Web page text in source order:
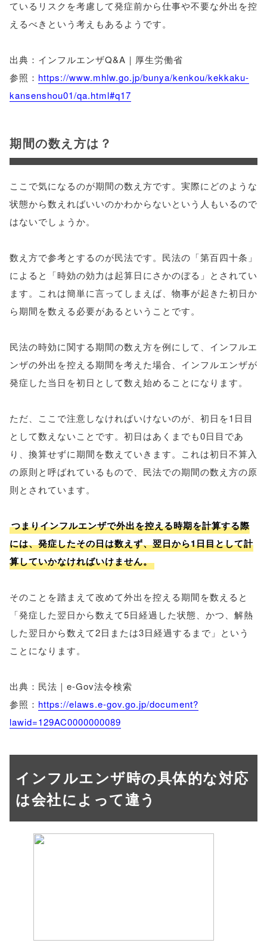
ているリスクを考慮して発症前から仕事や不要な外出を控
えるべきという考えもあるようです。
出典：インフルエンザQ&A｜厚生労働省
参照： https://www.mhlw.go.jp/bunya/kenkou/kekkaku-
kansenshou01/qa.html#q17
期間の数え方は？
ここで気になるのが期間の数え方です。実際にどのような
状態から数えればいいのかわからないという人もいるので
はないでしょうか。
数え方で参考とするのが民法です。民法の「第百四十条」
によると「時効の効力は起算日にさかのぼる」とされてい
ます。これは簡単に言ってしまえば、物事が起きた初日か
ら期間を数える必要があるということです。
民法の時効に関する期間の数え方を例にして、インフルエ
ンザの外出を控える期間を考えた場合、インフルエンザが
発症した当日を初日として数え始めることになります。
ただ、ここで注意しなければいけないのが、初日を1日目
として数えないことです。初日はあくまでも0日目であ
り、換算せずに期間を数えていきます。これは初日不算入
の原則と呼ばれているもので、民法での期間の数え方の原
則とされています。
つまりインフルエンザで外出を控える時期を計算する際
には、発症したその日は数えず、翌日から1日目として計
算していかなければいけません。
そのことを踏まえて改めて外出を控える期間を数えると
「発症した翌日から数えて5日経過した状態、かつ、解熱
した翌日から数えて2日または3日経過するまで」という
ことになります。
出典：民法｜e-Gov法令検索
参照： https://elaws.e-gov.go.jp/document?
lawid=129AC0000000089
インフルエンザ時の具体的な対応
は会社によって違う